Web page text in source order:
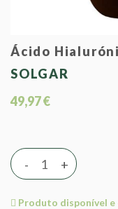
Ácido
SOLGAR
49,97 €
+
-
Produto disponível e